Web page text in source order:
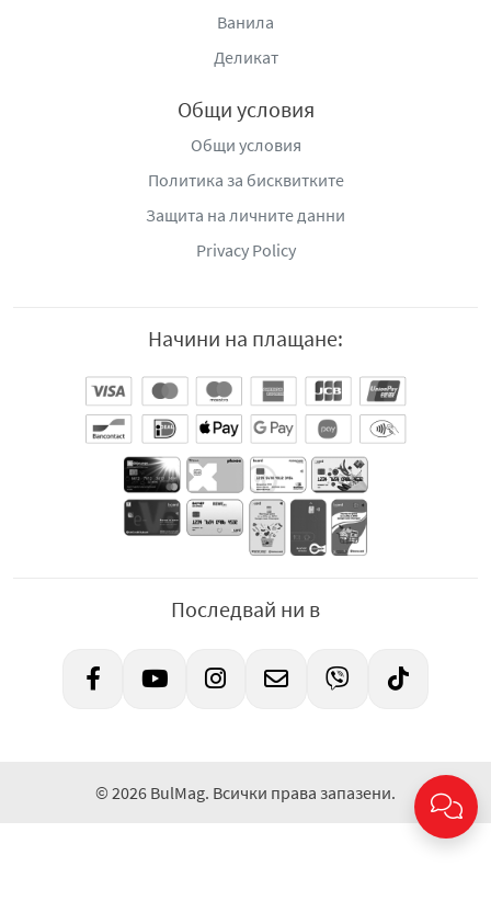
Ванила
Деликат
Общи условия
Общи условия
Политика за бисквитките
Защита на личните данни
Privacy Policy
Начини на плащане:
Последвай ни в
© 2026 BulMag. Всички права запазени.